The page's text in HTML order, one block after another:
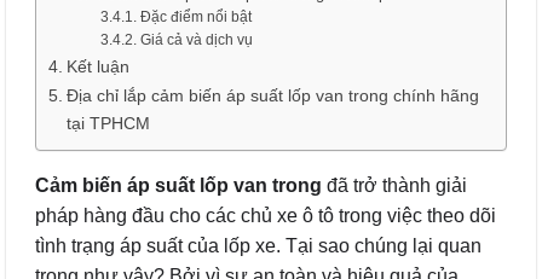
Đặc điểm nổi bật
Giá cả và dịch vụ
Kết luận
Địa chỉ lắp cảm biến áp suất lốp van trong chính hãng
tại TPHCM
Cảm biến áp suất lốp van trong đã trở thành giải
pháp hàng đầu cho các chủ xe ô tô trong việc theo dõi
tình trạng áp suất của lốp xe. Tại sao chúng lại quan